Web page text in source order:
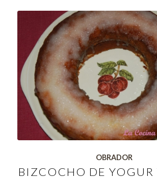
OBRADOR
BIZCOCHO DE YOGUR